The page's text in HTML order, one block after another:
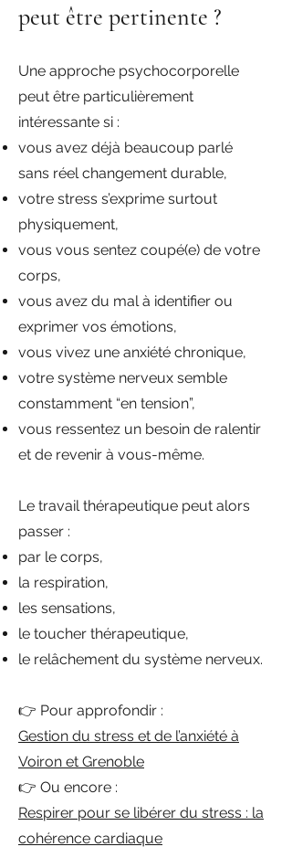
peut être pertinente ?
Une approche psychocorporelle
peut être particulièrement
intéressante si :
vous avez déjà beaucoup parlé
sans réel changement durable,
votre stress s’exprime surtout
physiquement,
vous vous sentez coupé(e) de votre
corps,
vous avez du mal à identifier ou
exprimer vos émotions,
vous vivez une anxiété chronique,
votre système nerveux semble
constamment “en tension”,
vous ressentez un besoin de ralentir
et de revenir à vous-même.
Le travail thérapeutique peut alors
passer :
par le corps,
la respiration,
les sensations,
le toucher thérapeutique,
le relâchement du système nerveux.
👉 Pour approfondir :
Gestion du stress et de l’anxiété à
Voiron et Grenoble
👉 Ou encore :
Respirer pour se libérer du stress : la
cohérence cardiaque